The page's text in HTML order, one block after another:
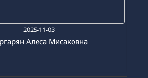
2025-11-03
Алеса Мисаковна